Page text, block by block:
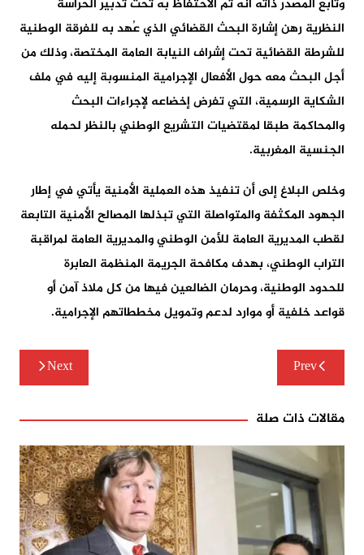
وتابع المصدر ذاته أنه تم الاحتفاظ به تحت تدبير الحراسة
النظرية رهن إشارة البحث القضائي الذي عُهد به للفرقة الوطنية
للشرطة القضائية تحت إشراف النيابة العامة المختصة، وذلك من
أجل البحث معه حول الأفعال الإجرامية المنسوبة إليه في ملف
الشكاية الرسمية، التي تفرض إخضاعه لإجراءات البحث
والمحاكمة طبقا لمقتضيات التشريع الوطني بالنظر لحمله
الجنسية المغربية.
وخلص البلاغ إلى أن تنفيذ هذه العملية الأمنية يأتي في إطار
الجهود المكثفة والمتواصلة التي تبذلها المصالح الأمنية التابعة
لقطب المديرية العامة للأمن الوطني والمديرية العامة لمراقبة
التراب الوطني، بهدف مكافحة الجريمة المنظمة العابرة
للحدود الوطنية، وحرمان الضالعين فيها من كل ملاذ آمن أو
قواعد خلفية أو موارد لدعم وتمويل مخططاتهم الإجرامية.
تصفّح
المقالاتPrev
Next
مقالات ذات صلة